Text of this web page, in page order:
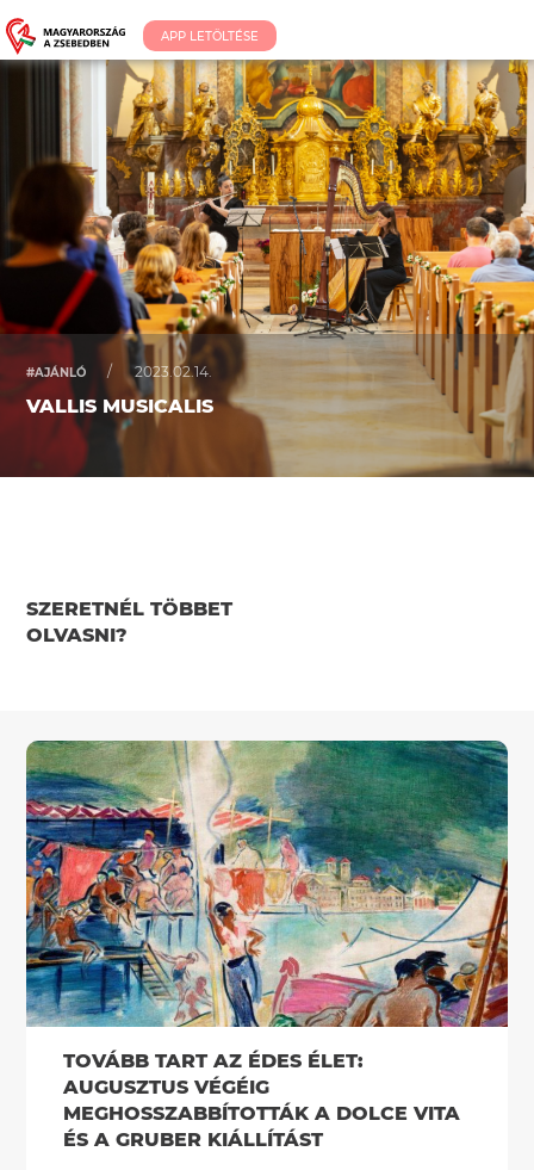
APP LETÖLTÉSE
#AJÁNLÓ / 2023.02.14.
VALLIS MUSICALIS
SZERETNÉL TÖBBET
OLVASNI?
TOVÁBB TART AZ ÉDES ÉLET:
AUGUSZTUS VÉGÉIG
MEGHOSSZABBÍTOTTÁK A DOLCE VITA
ÉS A GRUBER KIÁLLÍTÁST